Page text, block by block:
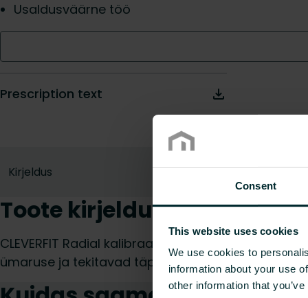
Consent
This website uses cookies
We use cookies to
information about your use
other information that
Usaldusväärne töö
Prescription text
Kirjeldus
Toote kirjeldus
CLEVERFIT Radial kalibraatorid läbimõõtudele 14,
ümaruse ja tekitavad täpse sisemise faasi.